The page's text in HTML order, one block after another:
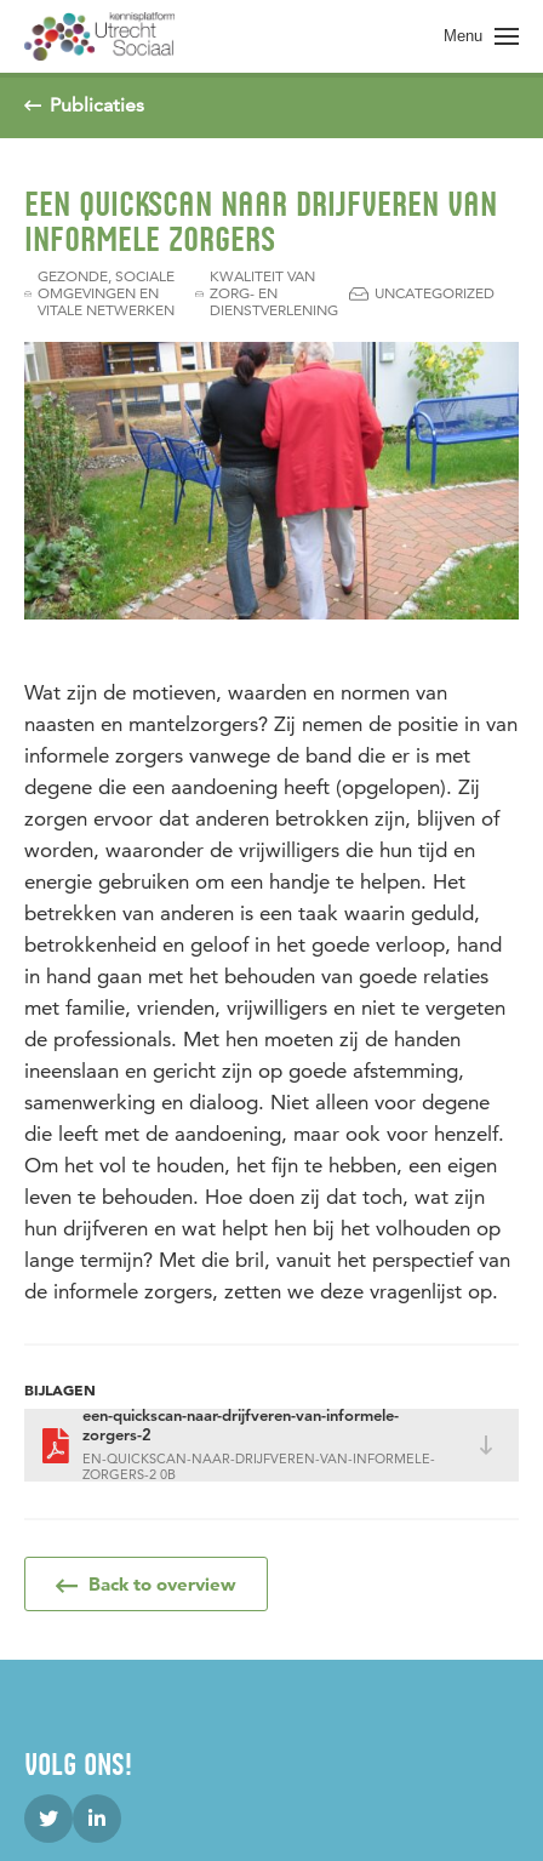
Spring naar pagina inhoud
Menu
Publicaties
EEN QUICKSCAN NAAR DRIJFVEREN VAN
INFORMELE ZORGERS
GEZONDE, SOCIALE
OMGEVINGEN EN
VITALE NETWERKEN
KWALITEIT VAN
ZORG- EN
DIENSTVERLENING
UNCATEGORIZED
Wat zijn de motieven, waarden en normen van
naasten en mantelzorgers? Zij nemen de positie in van
informele zorgers vanwege de band die er is met
degene die een aandoening heeft (opgelopen). Zij
zorgen ervoor dat anderen betrokken zijn, blijven of
worden, waaronder de vrijwilligers die hun tijd en
energie gebruiken om een handje te helpen. Het
betrekken van anderen is een taak waarin geduld,
betrokkenheid en geloof in het goede verloop, hand
in hand gaan met het behouden van goede relaties
met familie, vrienden, vrijwilligers en niet te vergeten
de professionals. Met hen moeten zij de handen
ineenslaan en gericht zijn op goede afstemming,
samenwerking en dialoog. Niet alleen voor degene
die leeft met de aandoening, maar ook voor henzelf.
Om het vol te houden, het fijn te hebben, een eigen
leven te behouden. Hoe doen zij dat toch, wat zijn
hun drijfveren en wat helpt hen bij het volhouden op
lange termijn? Met die bril, vanuit het perspectief van
de informele zorgers, zetten we deze vragenlijst op.
BIJLAGEN
een-quickscan-naar-drijfveren-van-informele-
zorgers-2
EN-QUICKSCAN-NAAR-DRIJFVEREN-VAN-INFORMELE-
ZORGERS-2 0B
Back to overview
VOLG ONS!